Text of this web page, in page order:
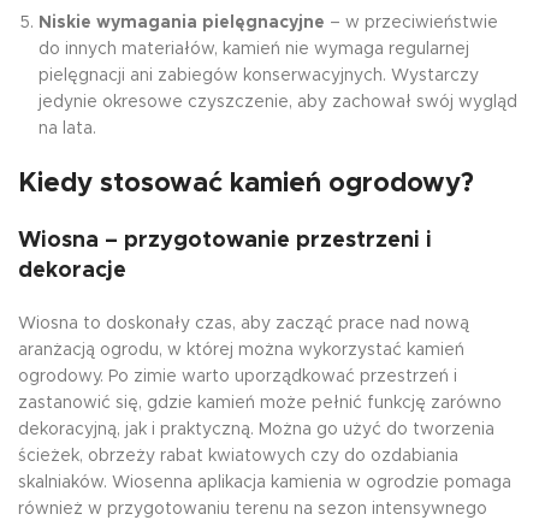
Niskie wymagania pielęgnacyjne – w przeciwieństwie
do innych materiałów, kamień nie wymaga regularnej
pielęgnacji ani zabiegów konserwacyjnych. Wystarczy
jedynie okresowe czyszczenie, aby zachował swój wygląd
na lata.
Kiedy stosować kamień ogrodowy?
Wiosna – przygotowanie przestrzeni i
dekoracje
Wiosna to doskonały czas, aby zacząć prace nad nową
aranżacją ogrodu, w której można wykorzystać kamień
ogrodowy. Po zimie warto uporządkować przestrzeń i
zastanowić się, gdzie kamień może pełnić funkcję zarówno
dekoracyjną, jak i praktyczną. Można go użyć do tworzenia
ścieżek, obrzeży rabat kwiatowych czy do ozdabiania
skalniaków. Wiosenna aplikacja kamienia w ogrodzie pomaga
również w przygotowaniu terenu na sezon intensywnego